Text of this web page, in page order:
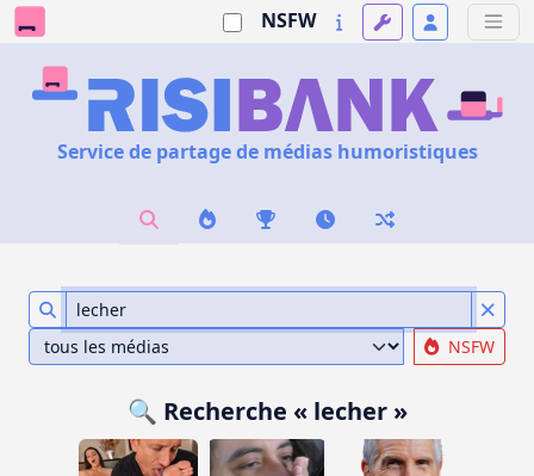
NSFW
Service de partage de médias humoristiques
NSFW
🔍 Recherche « lecher »